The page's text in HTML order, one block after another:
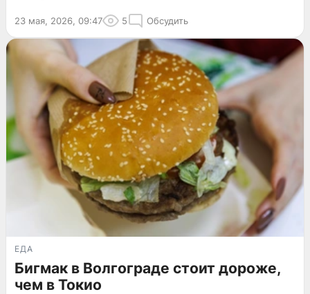
23 мая, 2026, 09:47 5 Обсудить
ЕДА
Бигмак в Волгограде стоит дороже,
чем в Токио